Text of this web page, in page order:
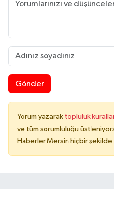
Gönder
Yorum yazarak topluluk
ve tüm sorumluluğu
Haberler Mersin hiçbir